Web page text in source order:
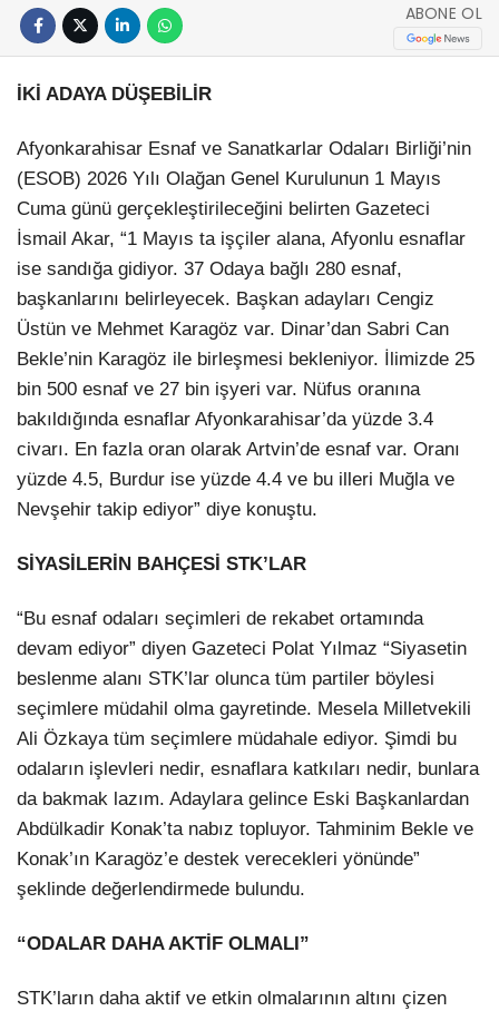
ABONE OL
İKİ ADAYA DÜŞEBİLİR
Afyonkarahisar Esnaf ve Sanatkarlar Odaları Birliği’nin
(ESOB) 2026 Yılı Olağan Genel Kurulunun 1 Mayıs
Cuma günü gerçekleştirileceğini belirten Gazeteci
İsmail Akar, “1 Mayıs ta işçiler alana, Afyonlu esnaflar
ise sandığa gidiyor. 37 Odaya bağlı 280 esnaf,
başkanlarını belirleyecek. Başkan adayları Cengiz
Üstün ve Mehmet Karagöz var. Dinar’dan Sabri Can
Bekle’nin Karagöz ile birleşmesi bekleniyor. İlimizde 25
bin 500 esnaf ve 27 bin işyeri var. Nüfus oranına
bakıldığında esnaflar Afyonkarahisar’da yüzde 3.4
civarı. En fazla oran olarak Artvin’de esnaf var. Oranı
yüzde 4.5, Burdur ise yüzde 4.4 ve bu illeri Muğla ve
Nevşehir takip ediyor” diye konuştu.
SİYASİLERİN BAHÇESİ STK’LAR
“Bu esnaf odaları seçimleri de rekabet ortamında
devam ediyor” diyen Gazeteci Polat Yılmaz “Siyasetin
beslenme alanı STK’lar olunca tüm partiler böylesi
seçimlere müdahil olma gayretinde. Mesela Milletvekili
Ali Özkaya tüm seçimlere müdahale ediyor. Şimdi bu
odaların işlevleri nedir, esnaflara katkıları nedir, bunlara
da bakmak lazım. Adaylara gelince Eski Başkanlardan
Abdülkadir Konak’ta nabız topluyor. Tahminim Bekle ve
Konak’ın Karagöz’e destek verecekleri yönünde”
şeklinde değerlendirmede bulundu.
“ODALAR DAHA AKTİF OLMALI”
STK’ların daha aktif ve etkin olmalarının altını çizen